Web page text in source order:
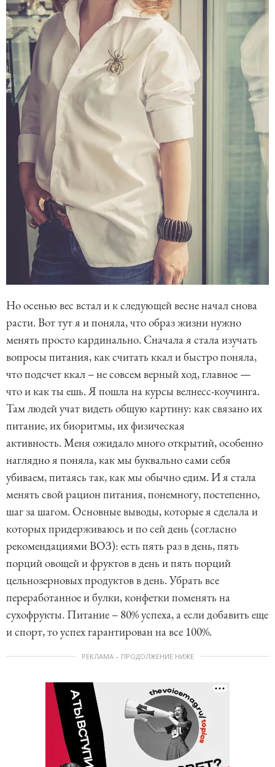
Но осенью вес встал и к следующей весне начал снова
расти. Вот тут я и поняла, что образ жизни нужно
менять просто кардинально. Сначала я стала изучать
вопросы питания, как считать ккал и быстро поняла,
что подсчет ккал – не совсем верный ход, главное —
что и как ты ешь. Я пошла на курсы велнесс-коучинга.
Там людей учат видеть общую картину: как связано их
питание, их биоритмы, их физическая
активность. Меня ожидало много открытий, особенно
наглядно я поняла, как мы буквально сами себя
убиваем, питаясь так, как мы обычно едим. И я стала
менять свой рацион питания, понемногу, постепенно,
шаг за шагом. Основные выводы, которые я сделала и
которых придерживаюсь и по сей день (согласно
рекомендациями ВОЗ): есть пять раз в день, пять
порций овощей и фруктов в день и пять порций
цельнозерновых продуктов в день. Убрать все
переработанное и булки, конфетки поменять на
сухофрукты. Питание – 80% успеха, а если добавить еще
и спорт, то успех гарантирован на все 100%.
РЕКЛАМА – ПРОДОЛЖЕНИЕ НИЖЕ